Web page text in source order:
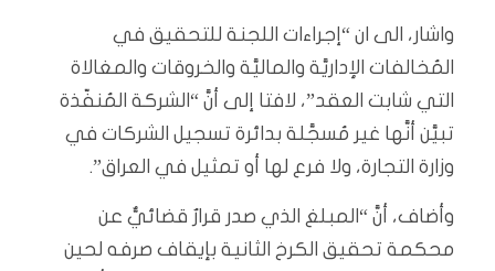
واشار، الى ان “إجراءات اللجنة للتحقيق في
المُخالفات الإداريَّة والماليَّة والخروقات والمغالاة
التي شابت العقد”، لافتا إلى أنَّ “الشركة المُنفّذة
تبيَّن أنَّها غير مُسجَّلة بدائرة تسجيل الشركات في
وزارة التجارة، ولا فرع لها أو تمثيل في العراق”.
وأضاف، أنَّ “المبلغ الذي صدر قرارٌ قضائيٌّ عن
محكمة تحقيق الكرخ الثانية بإيقاف صرفه لحين